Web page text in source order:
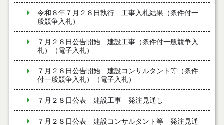
令和８年７月２８日執行 工事入札結果（条件付一
般競争入札）
７月２８日公告開始 建設工事（条件付一般競争入
札）（電子入札）
７月２８日公告開始 建設コンサルタント等（条件
付一般競争入札）（電子入札）
７月２８日公表 建設工事 発注見通し
７月２８日公表 建設コンサルタント等 発注見通